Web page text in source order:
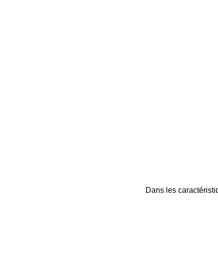
Dans les